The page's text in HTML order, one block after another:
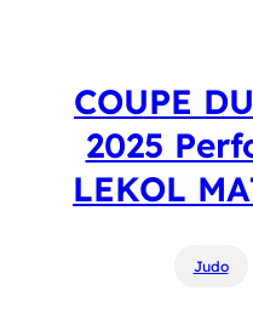
COUPE
2025
LEKOL
Judo